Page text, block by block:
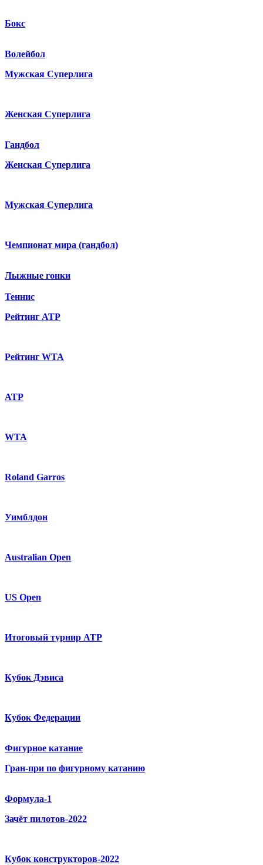
Бокс
Волейбол
Мужская Суперлига
Женская Суперлига
Гандбол
Женская Суперлига
Мужская Суперлига
Чемпионат мира (гандбол)
Лыжные гонки
Теннис
Рейтинг ATP
Рейтинг WTA
ATP
WTA
Roland Garros
Уимблдон
Australian Open
US Open
Итоговый турнир ATP
Кубок Дэвиса
Кубок Федерации
Фигурное катание
Гран-при по фигурному катанию
Формула-1
Зачёт пилотов-2022
Кубок конструкторов-2022